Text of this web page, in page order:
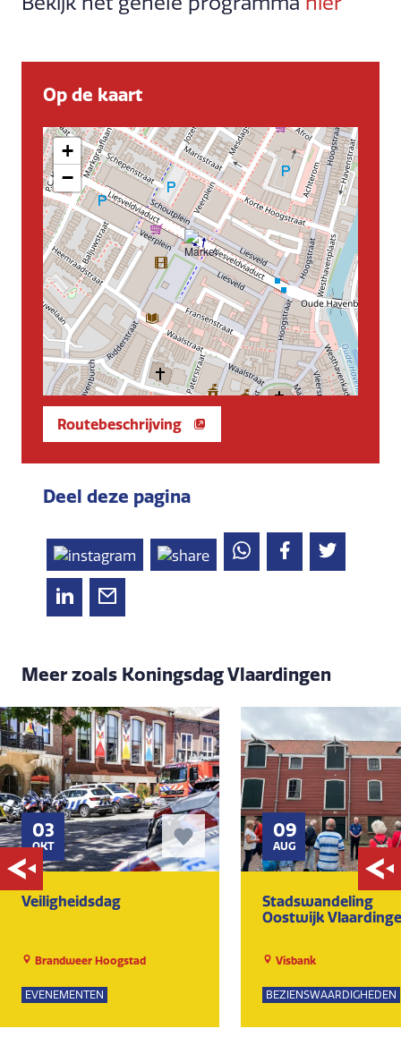
Op de kaart
+
−
Routebeschrijving
Deel deze pagina
Meer zoals Koningsdag Vlaardingen
03
OKT
Veiligheidsdag
Brandweer Hoogstad
EVENEMENTEN
09
AUG
Stadswandeling
Oostwijk
Visbank
BEZIENSWAARDIGHEDEN